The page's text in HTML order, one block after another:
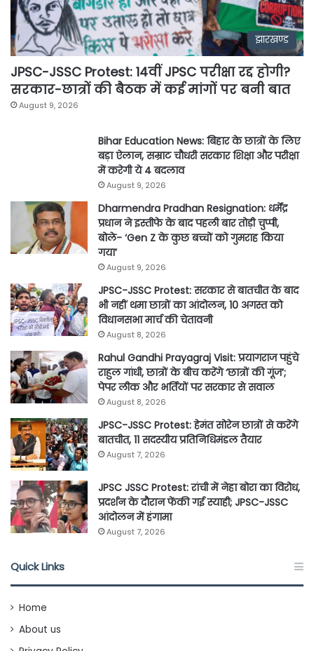
झारखण्ड
JPSC-JSSC Protest: 14वीं JPSC परीक्षा रद्द होगी?
सरकार-छात्रों की बैठक में कई मांगों पर बनी बात
August 9, 2026
Bihar Education News: बिहार के छात्रों के लिए
बड़ा ऐलान, सम्राट चौधरी सरकार शिक्षा और परीक्षा
में करेगी ये 4 बदलाव
August 9, 2026
Dharmendra Pradhan Resignation: धर्मेंद्र
प्रधान ने इस्तीफे के बाद पहली बार तोड़ी चुप्पी,
बोले- ‘Gen Z के कुछ बच्चों को गुमराह किया
गया’
August 9, 2026
JPSC-JSSC Protest: सरकार से बातचीत के बाद
भी नहीं थमा छात्रों का आंदोलन, 10 अगस्त को
विधानसभा मार्च की चेतावनी
August 8, 2026
Rahul Gandhi Prayagraj Visit: प्रयागराज पहुंचे
राहुल गांधी, छात्रों के बीच करेंगे ‘छात्रों की गूंज’;
पेपर लीक और भर्तियों पर सरकार से सवाल
August 8, 2026
JPSC-JSSC Protest: हेमंत सोरेन छात्रों से करेंगे
बातचीत, 11 सदस्यीय प्रतिनिधिमंडल तैयार
August 7, 2026
JPSC JSSC Protest: रांची में नेहा बोरा का विरोध,
प्रदर्शन के दौरान फेंकी गई स्याही; JPSC-JSSC
आंदोलन में हंगामा
August 7, 2026
Quick Links
Home
About us